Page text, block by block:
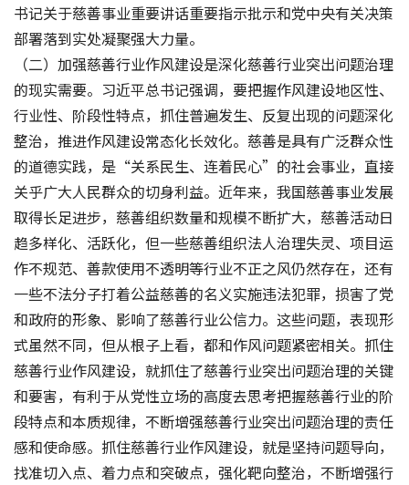
书记关于慈善事业重要讲话重要指示批示和党中央有关决策
部署落到实处凝聚强大力量。
（二）加强慈善行业作风建设是深化慈善行业突出问题治理
的现实需要。习近平总书记强调，要把握作风建设地区性、
行业性、阶段性特点，抓住普遍发生、反复出现的问题深化
整治，推进作风建设常态化长效化。慈善是具有广泛群众性
的道德实践，是“关系民生、连着民心”的社会事业，直接
关乎广大人民群众的切身利益。近年来，我国慈善事业发展
取得长足进步，慈善组织数量和规模不断扩大，慈善活动日
趋多样化、活跃化，但一些慈善组织法人治理失灵、项目运
作不规范、善款使用不透明等行业不正之风仍然存在，还有
一些不法分子打着公益慈善的名义实施违法犯罪，损害了党
和政府的形象、影响了慈善行业公信力。这些问题，表现形
式虽然不同，但从根子上看，都和作风问题紧密相关。抓住
慈善行业作风建设，就抓住了慈善行业突出问题治理的关键
和要害，有利于从党性立场的高度去思考把握慈善行业的阶
段特点和本质规律，不断增强慈善行业突出问题治理的责任
感和使命感。抓住慈善行业作风建设，就是坚持问题导向，
找准切入点、着力点和突破点，强化靶向整治，不断增强行